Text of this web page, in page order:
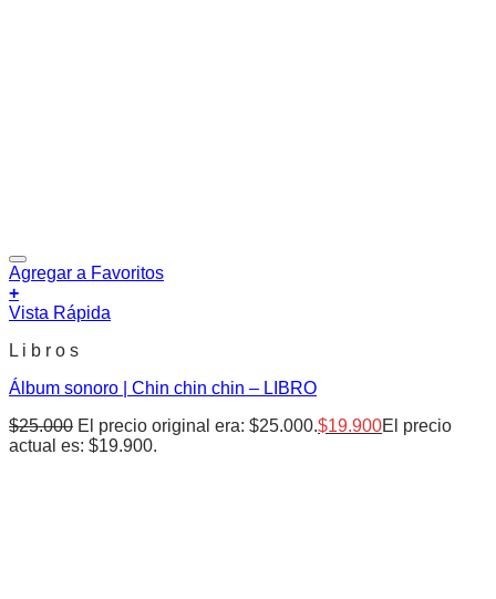
Agregar a Favoritos
+
Vista Rápida
L i b r o s
Álbum sonoro | Chin chin chin – LIBRO
$25.000 El precio original era: $25.000.$19.900El precio
actual es: $19.900.